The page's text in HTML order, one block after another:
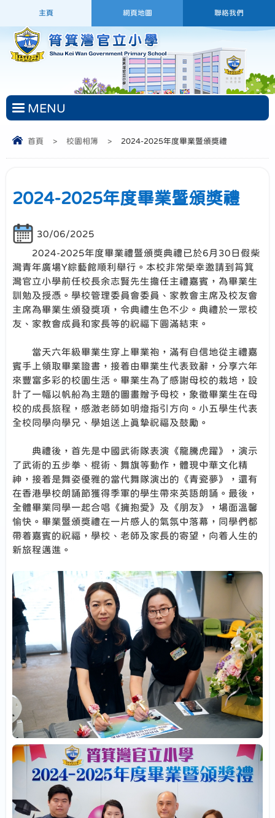
主頁 網頁地圖 聯絡我們
MENU
首頁 > 校園相簿 > 2024-2025年度畢業暨頒獎禮
2024-2025年度畢業暨頒獎禮
30/06/2025
2024-2025年度畢業禮暨頒獎典禮已於6月30日假柴
灣青年廣場Y綜藝館順利舉行。本校非常榮幸邀請到筲箕
灣官立小學前任校長余志賢先生擔任主禮嘉賓，為畢業生
訓勉及授憑。學校管理委員會委員、家教會主席及校友會
主席為畢業生頒發獎項，令典禮生色不少。典禮於一眾校
友、家教會成員和家長等的祝福下圓滿結束。
當天六年級畢業生穿上畢業袍，滿有自信地從主禮嘉
賓手上領取畢業證書，接着由畢業生代表致辭，分享六年
來豐富多彩的校園生活。畢業生為了感謝母校的栽培，設
計了一幅以帆船為主題的圖畫贈予母校，象徵畢業生在母
校的成長旅程，感激老師如明燈指引方向。小五學生代表
全校同學向學兄、學姐送上真摯祝福及鼓勵。
典禮後，首先是中國武術隊表演《龍騰虎躍》，演示
了武術的五步拳、棍術、舞旗等動作，體現中華文化精
神，接着是舞姿優雅的當代舞隊演出的《青瓷夢》，還有
在香港學校朗誦節獲得季軍的學生帶來英語朗誦。最後，
全體畢業同學一起合唱《擁抱愛》及《朋友》，場面溫馨
愉快。畢業暨頒獎禮在一片感人的氣氛中落幕，同學們都
帶着嘉賓的祝福，學校、老師及家長的寄望，向着人生的
新旅程邁進。